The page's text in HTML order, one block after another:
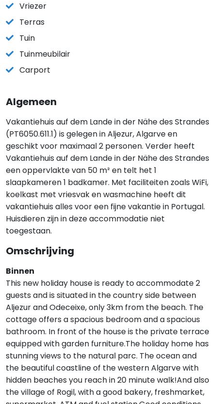
Vriezer
Terras
Tuin
Tuinmeubilair
Carport
Algemeen
Vakantiehuis auf dem Lande in der Nähe des Strandes
(PT6050.611.1) is gelegen in Aljezur, Algarve en
geschikt voor maximaal 2 personen. Verder heeft
Vakantiehuis auf dem Lande in der Nähe des Strandes
een oppervlakte van 50 m² en telt het 1
slaapkameren 1 badkamer. Met faciliteiten zoals WiFi,
koelkast met vriesvak en wasmachine heeft dit
vakantiehuis alles voor een fijne vakantie in Portugal.
Huisdieren zijn in deze accommodatie niet
toegestaan.
Omschrijving
Binnen
This new holiday house is ready to accommodate 2
guests and is situated in the country side between
Aljezur and Odeceixe, only 3km from the beach. The
cottage offers a spacious bedroom and a spacious
bathroom. In front of the house is the private terrace
equipped with garden furniture.The holiday home has
stunning views to the natural parc. The ocean and
the beautiful coastline of the western Algarve with
hidden beaches you reach in 20 minute walk!And also
the village of Rogil, with a good bakery, freshmarket,